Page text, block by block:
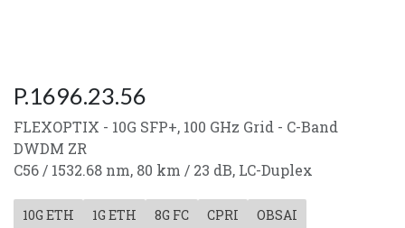
P.1696.23.56
FLEXOPTIX - 10G SFP+, 100 GHz Grid - C-Band
DWDM ZR
C56 / 1532.68 nm, 80 km / 23 dB, LC-Duplex
10G ETH 1G ETH 8G FC CPRI OBSAI